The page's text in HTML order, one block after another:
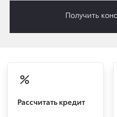
Рассчитать кредит